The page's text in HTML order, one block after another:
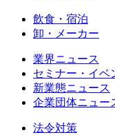
飲食・宿泊
卸・メーカー
業界ニュース
セミナー・イベ
新業態ニュース
企業団体ニュー
法令対策